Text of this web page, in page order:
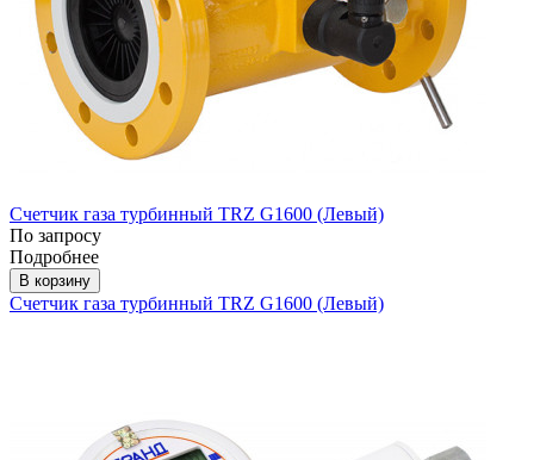
Счетчик газа турбинный TRZ G1600 (Левый)
По запросу
Подробнее
В корзину
Счетчик газа турбинный TRZ G1600 (Левый)